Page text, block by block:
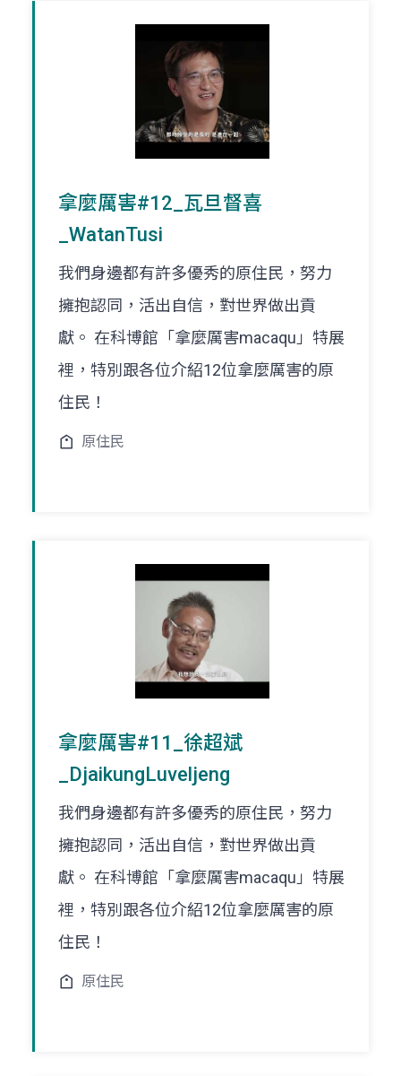
拿麼厲害#12_瓦旦督喜
_WatanTusi
我們身邊都有許多優秀的原住民，努力
擁抱認同，活出自信，對世界做出貢
獻。 在科博館「拿麼厲害macaqu」特展
裡，特別跟各位介紹12位拿麼厲害的原
住民！
原住民
拿麼厲害#11_徐超斌
_DjaikungLuveljeng
我們身邊都有許多優秀的原住民，努力
擁抱認同，活出自信，對世界做出貢
獻。 在科博館「拿麼厲害macaqu」特展
裡，特別跟各位介紹12位拿麼厲害的原
住民！
原住民